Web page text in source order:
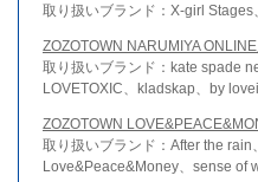
取り扱いブランド：X-girl Stages
ZOZOTOWN NARUMIYA
取り扱いブランド：kate spade
LOVETOXIC、kladskap、by
ZOZOTOWN
取り扱いブランド：After the rain
Love&Peace&Money、sense of